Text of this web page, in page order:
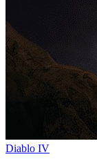
Diablo IV